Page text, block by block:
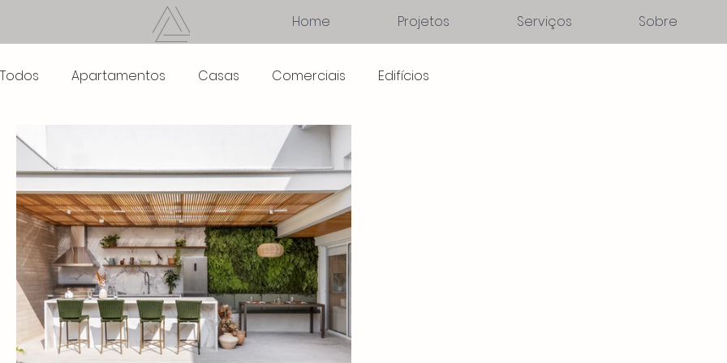
Home Projetos Serviços Sobre
Todos Apartamentos Casas Comerciais Edifícios